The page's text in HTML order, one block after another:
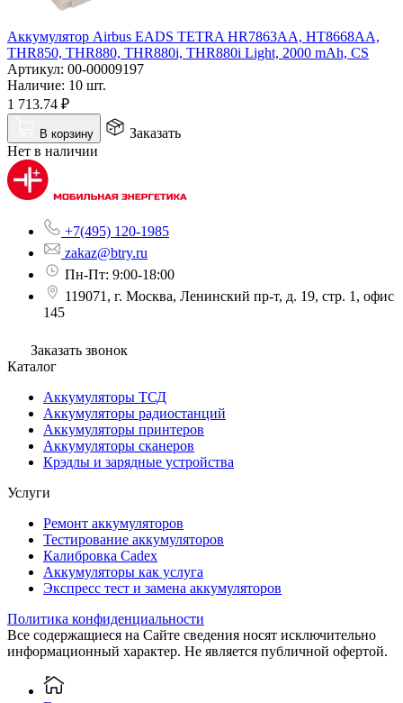
Аккумулятор Airbus EADS TETRA HR7863AA, HT8668AA,
THR850, THR880, THR880i, THR880i Light, 2000 mAh, CS
Артикул: 00-00009197
Наличие: 10 шт.
1 713.74 ₽
В корзину
Заказать
Нет в наличии
+7(495) 120-1985
zakaz@btry.ru
Пн-Пт: 9:00-18:00
119071, г. Москва, Ленинский пр-т, д. 19, стр. 1, офис
145
Заказать звонок
Каталог
Аккумуляторы ТСД
Аккумуляторы радиостанций
Аккумуляторы принтеров
Аккумуляторы сканеров
Крэдлы и зарядные устройства
Услуги
Ремонт аккумуляторов
Тестирование аккумуляторов
Калибровка Cadex
Аккумуляторы как услуга
Экспресс тест и замена аккумуляторов
Политика конфиденциальности
Все содержащиеся на Сайте сведения носят исключительно
информационный характер. Не является публичной офертой.